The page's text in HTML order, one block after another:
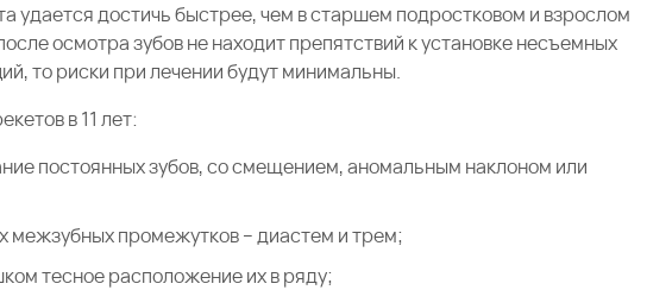
удается достичь быстрее, чем в старшем подростковом и взрослом
осмотра зубов не находит препятствий к установке несъемных
то риски при лечении будут минимальны.
в 11 лет:
постоянных зубов, со смещением, аномальным наклоном или
межзубных промежутков – диастем и трем;
тесное расположение их в ряду;